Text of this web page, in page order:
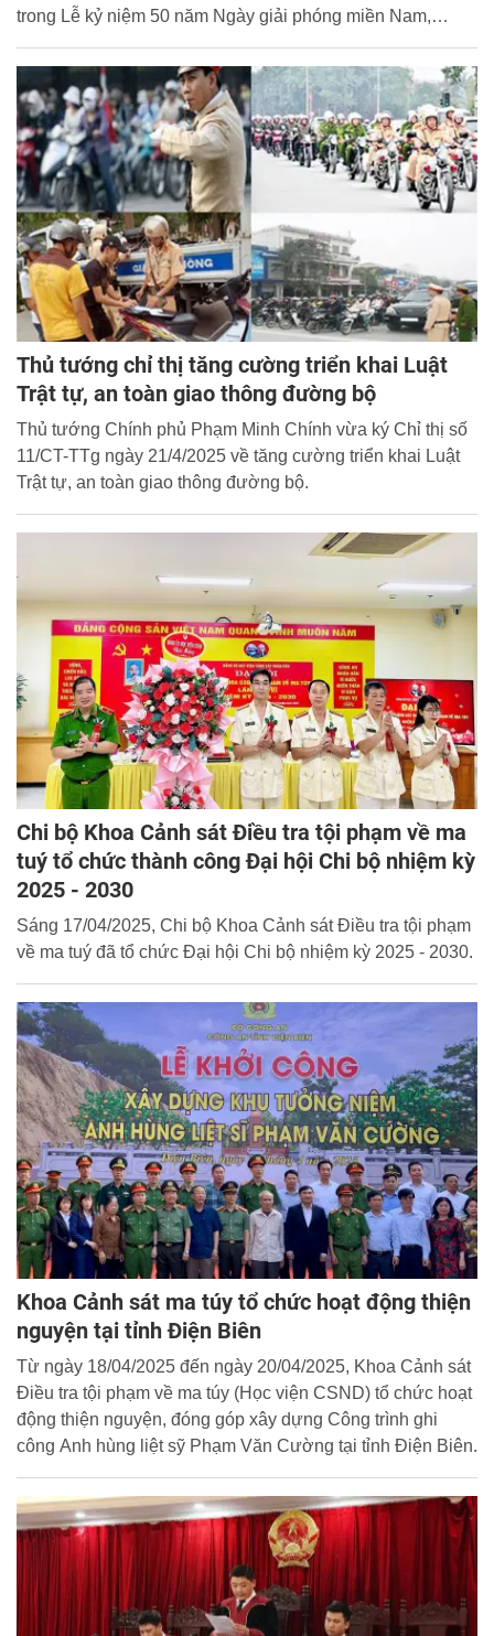
trong Lễ kỷ niệm 50 năm Ngày giải phóng miền Nam,
tham gia một ngày hội lớn...
Thủ tướng chỉ thị tăng cường triển khai Luật
Trật tự, an toàn giao thông đường bộ
Thủ tướng Chính phủ Phạm Minh Chính vừa ký Chỉ thị số
11/CT-TTg ngày 21/4/2025 về tăng cường triển khai Luật
Trật tự, an toàn giao thông đường bộ.
Chi bộ Khoa Cảnh sát Điều tra tội phạm về ma
tuý tổ chức thành công Đại hội Chi bộ nhiệm kỳ
2025 - 2030
Sáng 17/04/2025, Chi bộ Khoa Cảnh sát Điều tra tội phạm
về ma tuý đã tổ chức Đại hội Chi bộ nhiệm kỳ 2025 - 2030.
Khoa Cảnh sát ma túy tổ chức hoạt động thiện
nguyện tại tỉnh Điện Biên
Từ ngày 18/04/2025 đến ngày 20/04/2025, Khoa Cảnh sát
Điều tra tội phạm về ma túy (Học viện CSND) tổ chức hoạt
động thiện nguyện, đóng góp xây dựng Công trình ghi
công Anh hùng liệt sỹ Phạm Văn Cường tại tỉnh Điện Biên.